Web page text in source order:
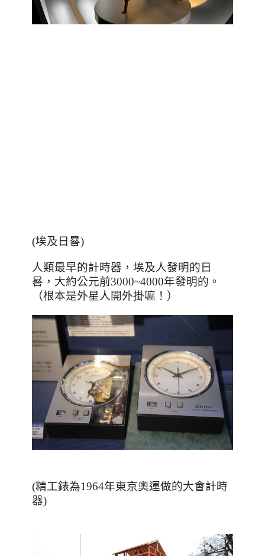
(埃及日晷)
人類最早的計時器，埃及人發明的日
晷，大約公元前3000~4000年發明的。
（根本是外星人開外掛嘛！）
(精工錶為1964年東京奧運做的大會計時
器)